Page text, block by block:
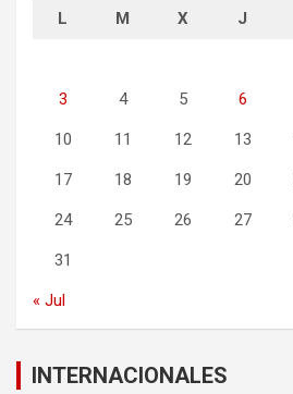
L M X J
3 4 5 6
10 11 12 13
17 18 19 20
24 25 26 27
31
« Jul
INTERNACIONALES